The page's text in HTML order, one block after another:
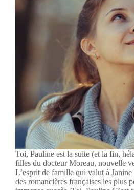
Toi, Pauline est la suite (et la fin,
filles du docteur Moreau, nouvelle
L’esprit de famille qui valut à
des romancières françaises les plus